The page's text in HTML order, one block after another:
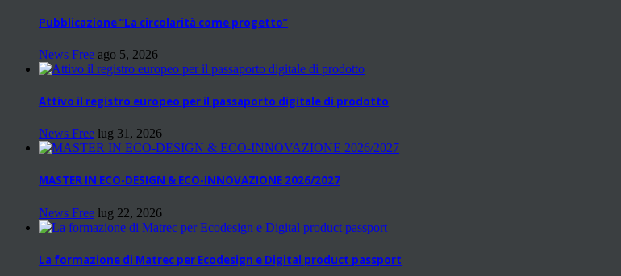
Pubblicazione “La circolarità come progetto”
News Free ago 5, 2026
Attivo il registro europeo per il passaporto digitale di prodotto
News Free lug 31, 2026
MASTER IN ECO-DESIGN & ECO-INNOVAZIONE 2026/2027
News Free lug 22, 2026
La formazione di Matrec per Ecodesign e Digital product passport